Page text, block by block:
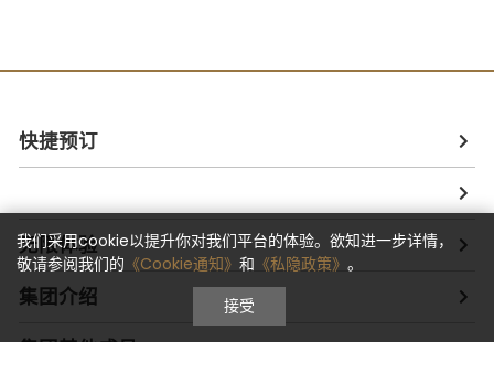
我们采用cookie以提升你对我们平台的体验。欲知进一步详情，
敬请参阅我们的 《Cookie通知》 和 《私隐政策》 。
接受
快捷预订
无限体验
集团介绍
集团其他成员